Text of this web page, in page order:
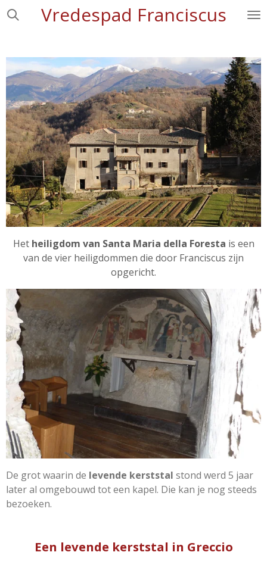
Ga
de
hoofdinhoud
Vredespad Franciscus
Het heiligdom van Santa Maria della Foresta is een
van de vier heiligdommen die door Franciscus zijn
opgericht.
De grot waarin de levende kerststal stond werd 5 jaar
later al omgebouwd tot een kapel. Die kan je nog steeds
bezoeken.
Een levende kerststal in Greccio